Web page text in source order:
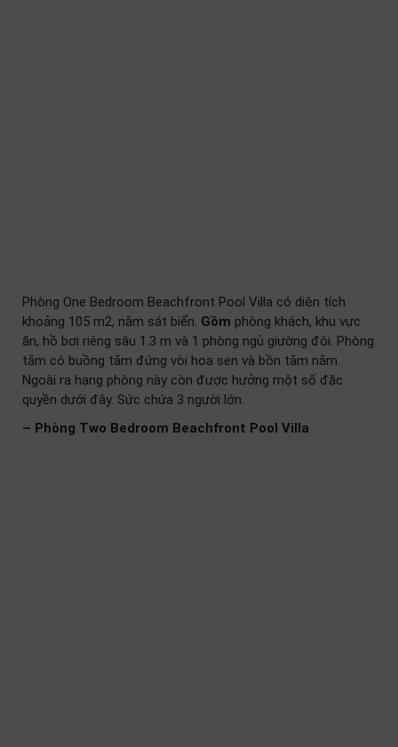
Phòng One Bedroom Beachfront Pool Villa có diện tích
khoảng 105 m2, nằm sát biển. Gồm phòng khách, khu vực
ăn, hồ bơi riêng sâu 1.3 m và 1 phòng ngủ giường đôi. Phòng
tắm có buồng tắm đứng vòi hoa sen và bồn tắm nằm.
Ngoài ra hạng phòng này còn được hưởng một số đặc
quyền dưới đây. Sức chứa 3 người lớn.
– Phòng Two Bedroom Beachfront Pool Villa